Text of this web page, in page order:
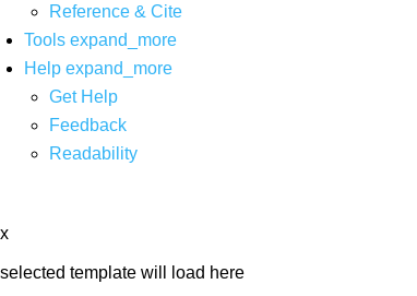
Reference & Cite
Tools expand_more
Help expand_more
Get Help
Feedback
Readability
x
selected template will load here